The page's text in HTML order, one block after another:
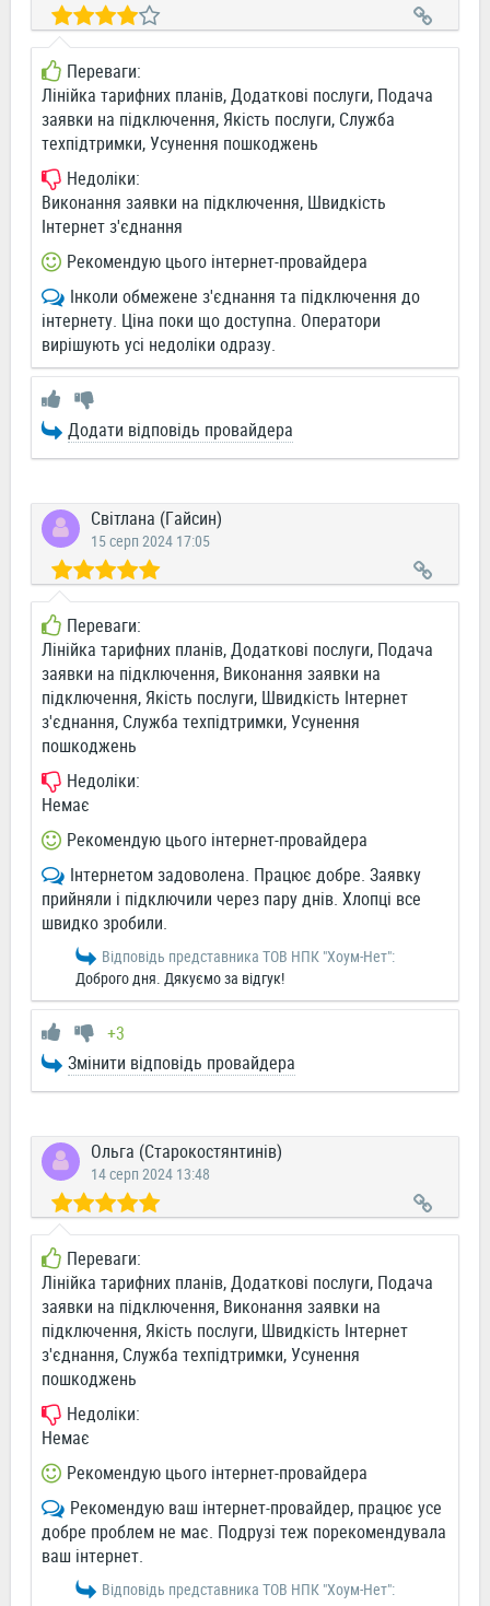
Переваги:
Лінійка тарифних планів, Додаткові послуги, Подача
заявки на підключення, Якість послуги, Служба
техпідтримки, Усунення пошкоджень
Недоліки:
Виконання заявки на підключення, Швидкість
Інтернет з'єднання
Рекомендую цього інтернет-провайдера
Інколи обмежене з'єднання та підключення до
інтернету. Ціна поки що доступна. Оператори
вирішують усі недоліки одразу.
Додати відповідь провайдера
Світлана (Гайсин)
15 серп 2024 17:05
Переваги:
Лінійка тарифних планів, Додаткові послуги, Подача
заявки на підключення, Виконання заявки на
підключення, Якість послуги, Швидкість Інтернет
з'єднання, Служба техпідтримки, Усунення
пошкоджень
Недоліки:
Немає
Рекомендую цього інтернет-провайдера
Інтернетом задоволена. Працює добре. Заявку
прийняли і підключили через пару днів. Хлопці все
швидко зробили.
Відповідь представника ТОВ НПК "Хоум-Нет":
Доброго дня. Дякуємо за відгук!
+3
Змінити відповідь провайдера
Ольга (Старокостянтинів)
14 серп 2024 13:48
Переваги:
Лінійка тарифних планів, Додаткові послуги, Подача
заявки на підключення, Виконання заявки на
підключення, Якість послуги, Швидкість Інтернет
з'єднання, Служба техпідтримки, Усунення
пошкоджень
Недоліки:
Немає
Рекомендую цього інтернет-провайдера
Рекомендую ваш інтернет-провайдер, працює усе
добре проблем не має. Подрузі теж порекомендувала
ваш інтернет.
Відповідь представника ТОВ НПК "Хоум-Нет":